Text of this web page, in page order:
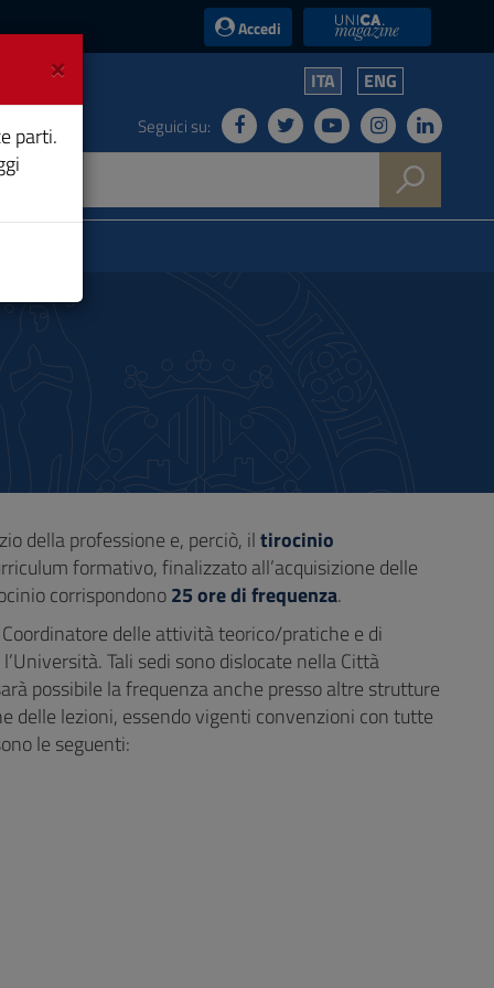
Accedi UniCA News
ITA ENG
Seguici su:
della professione e, perciò, iltirocinio
formativo, finalizzato all’acquisizione delle
corrispondono25 ore di frequenza.
delle attività teorico/pratiche e di
Tali sedi sono dislocate nella Città
possibile la frequenza anche presso altre strutture
delle lezioni, essendo vigenti convenzioni con tutte
le seguenti:
×
parti.